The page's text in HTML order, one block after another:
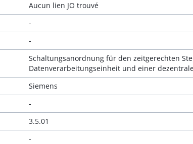
Aucun lien JO trouvé
-
-
Schaltungsanordnung für den zeitgerechten
Datenverarbeitungseinheit und einer
Siemens
-
3.5.01
-